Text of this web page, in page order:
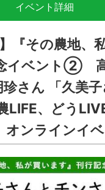
イベント詳細
『その農地、
イベント②
さん 「久美
LIFE、どう
ンラインイベ